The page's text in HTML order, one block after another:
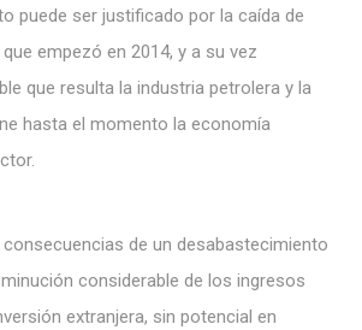
puede ser justificado por la caída de
empezó en 2014, y a su vez
que resulta la industria petrolera y la
hasta el momento la economía
de un desabastecimiento
considerable de los ingresos
extranjera, sin potencial en